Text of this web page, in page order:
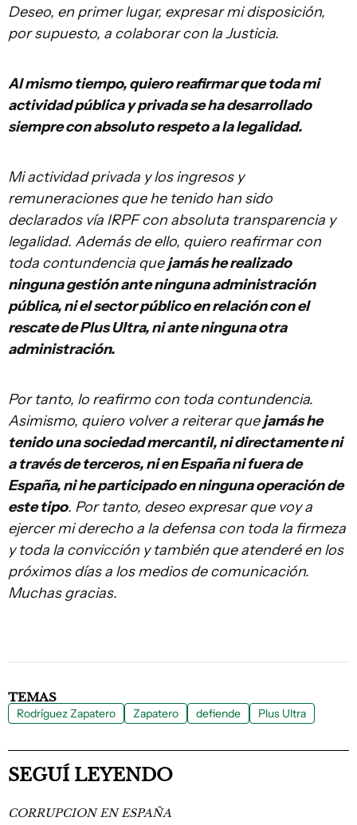
Deseo, en primer lugar, expresar mi disposición,
por supuesto, a colaborar con la Justicia.
Al mismo tiempo, quiero reafirmar que toda mi
actividad pública y privada se ha desarrollado
siempre con absoluto respeto a la legalidad.
Mi actividad privada y los ingresos y
remuneraciones que he tenido han sido
declarados vía IRPF con absoluta transparencia y
legalidad. Además de ello, quiero reafirmar con
toda contundencia quejamás he realizado
ninguna gestión ante ninguna administración
pública, ni el sector público en relación con el
rescate de Plus Ultra, ni ante ninguna otra
administración.
Por tanto, lo reafirmo con toda contundencia.
Asimismo, quiero volver a reiterar quejamás he
tenido una sociedad mercantil, ni directamente ni
a través de terceros, ni en España ni fuera de
España, ni he participado en ninguna operación de
este tipo. Por tanto, deseo expresar que voy a
ejercer mi derecho a la defensa con toda la firmeza
y toda la convicción y también que atenderé en los
próximos días a los medios de comunicación.
Muchas gracias.
TEMAS
Rodríguez Zapatero Zapatero defiende Plus Ultra
SEGUÍ LEYENDO
CORRUPCION EN ESPAÑA